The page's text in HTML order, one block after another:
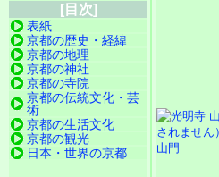
山門
[目次]
表紙
京都の歴史・経緯
京都の地理
京都の神社
京都の寺院
京都の伝統文化・芸
術
京都の生活文化
京都の観光
日本・世界の京都